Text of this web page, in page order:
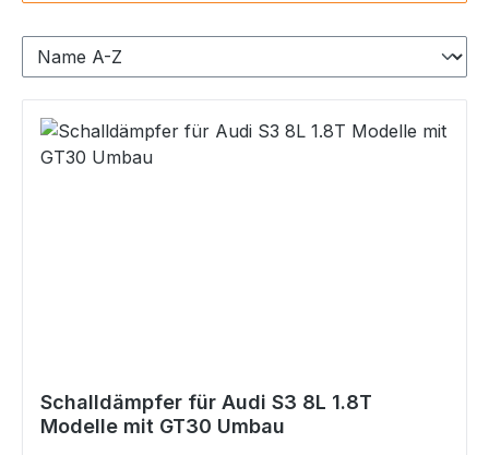
Schalldämpfer für Audi S3 8L 1.8T
Modelle mit GT30 Umbau